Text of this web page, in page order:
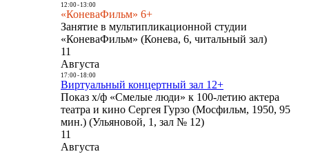
12:00- 13:00
«КоневаФильм» 6+
Занятие в мультипликационной студии
«КоневаФильм» (Конева, 6, читальный зал)
11
Августа
17:00- 18:00
Виртуальный концертный зал 12+
Показ х/ф «Смелые люди» к 100-летию актера
театра и кино Сергея Гурзо (Мосфильм, 1950, 95
мин.) (Ульяновой, 1, зал № 12)
11
Августа